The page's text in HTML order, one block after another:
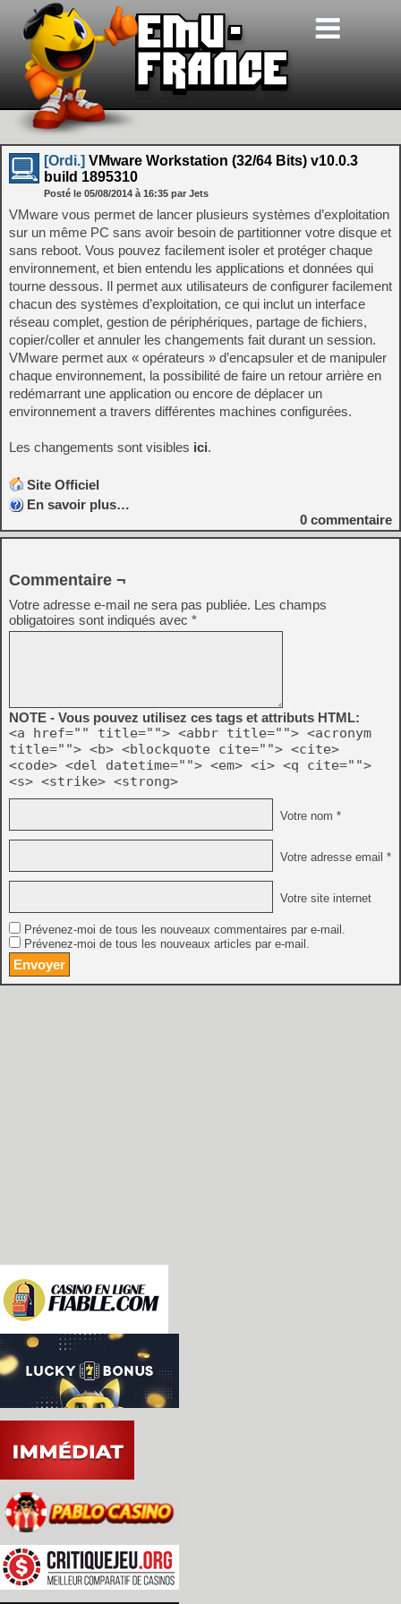
[Ordi.] VMware Workstation (32/64 Bits) v10.0.3
build 1895310
Posté le 05/08/2014 à 16:35 par Jets
VMware vous permet de lancer plusieurs systèmes d’exploitation
sur un même PC sans avoir besoin de partitionner votre disque et
sans reboot. Vous pouvez facilement isoler et protéger chaque
environnement, et bien entendu les applications et données qui
tourne dessous. Il permet aux utilisateurs de configurer facilement
chacun des systèmes d’exploitation, ce qui inclut un interface
réseau complet, gestion de périphériques, partage de fichiers,
copier/coller et annuler les changements fait durant un session.
VMware permet aux « opérateurs » d’encapsuler et de manipuler
chaque environnement, la possibilité de faire un retour arrière en
redémarrant une application ou encore de déplacer un
environnement a travers différentes machines configurées.
Les changements sont visibles ici.
Site Officiel
En savoir plus…
0 commentaire
Commentaire ¬
Votre adresse e-mail ne sera pas publiée. Les champs
obligatoires sont indiqués avec *
NOTE - Vous pouvez utilisez ces tags et attributs HTML:
<a href="" title=""> <abbr title=""> <acronym
title=""> <b> <blockquote cite=""> <cite>
<code> <del datetime=""> <em> <i> <q cite="">
<s> <strike> <strong>
Votre nom *
Votre adresse email *
Votre site internet
Prévenez-moi de tous les nouveaux commentaires par e-mail.
Prévenez-moi de tous les nouveaux articles par e-mail.